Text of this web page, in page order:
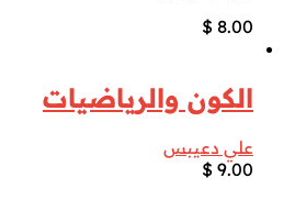
$ 8.00
الكون والرياضيات
علي دعيبس
$ 9.00